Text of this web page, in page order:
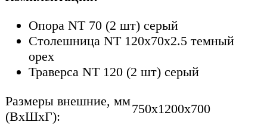
Опора NT 70 (2 шт) серый
Столешница NT 120х70х2.5 темный
орех
Траверса NT 120 (2 шт) серый
Размеры внешние, мм
(ВхШхГ):
750x1200x700